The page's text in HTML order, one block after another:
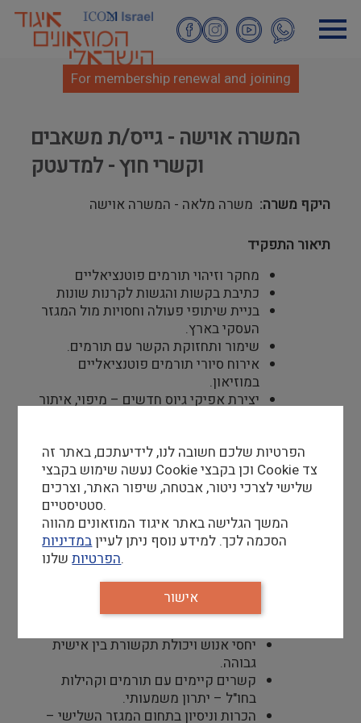
Skip
For membership renewal and joining
המשרה אוישה - גייס/ת משאבים
וקשרי חוץ - למדעטק
היקף משרה משרה מלאה - המשרה אוישה
תיאור התפקיד
מחקר וזיהוי תורמים פוטנציאליים
כתיבת בקשות והגשות לקרנות שונות
בניית שיתופי פעולה וחסויות מול המגזר
העסקי בארץ.
שימור ותחזוקת הקשר עם תורמים.
אירוח סיורי תורמים פוטנציאליים
במוזיאון.
יצירת אפיקי גיוס חדשים – מיפוי, איתור
ואגודות הידידות של הטכניון בישראל
ובחו"ל.
כפיפות למנכ"ל המוזיאון.
דרישות סף
תואר ראשון רלבנטי - יתרון
אנגלית (כתיבה, קריאה ושפה) ברמת
יחסי אנוש ויכולת תקשורת בין אישית
גבוהה.
קשרים קיימים עם תורמים וקהילות
בחו"ל – יתרון משמעותי.
הכרות וניסיון בתחום המגזר השלישי –
הפרטיות שלכם חשובה לנו, לידיעתכם, באתר זה
נעשה שימוש בקבצי Cookie וכן בקבצי Cookie צד
שלישי לצרכי ניטור, אבטחה, שיפור האתר, וצרכים
סטטיסטיים.
המשך הגלישה באתר איגוד המוזאונים מהווה
הסכמה לכך. למידע נוסף ניתן לעייןבמדיניות
הפרטיותשלנו.
אישור